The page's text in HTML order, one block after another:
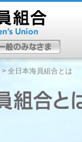
> 全日本海員組合とは